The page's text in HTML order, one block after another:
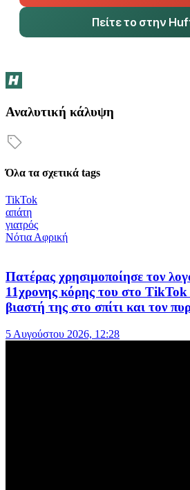
Πείτε το στην
Αναλυτική κάλυψη
Όλα τα σχετικά tags
TikTok
απάτη
γιατρός
Νότια Αφρική
Πατέρας χρησιμοποίησε τον
11χρονης κόρης του στο TikTok
βιαστή της στο σπίτι και τον
5 Αυγούστου 2026, 12:28